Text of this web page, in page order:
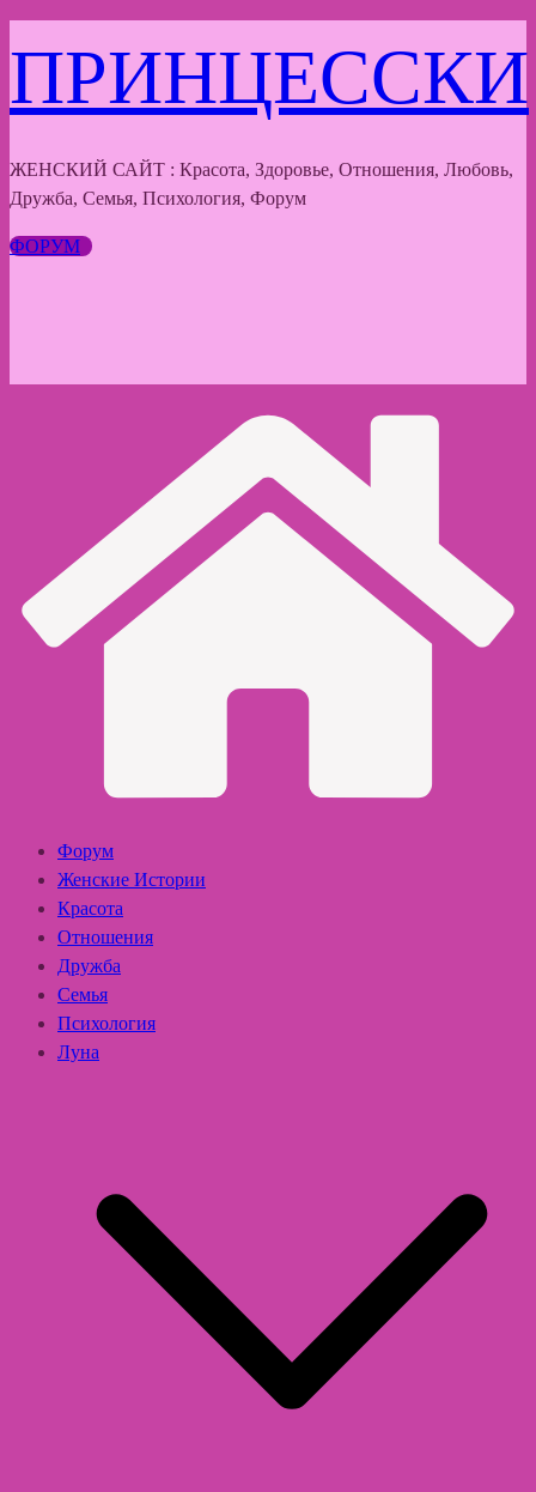
к
содержимому
ПРИНЦЕССКИ
ЖЕНСКИЙ САЙТ : Красота, Здоровье, Отношения, Любовь,
Дружба, Семья, Психология, Форум
ФОРУМ
Форум
Женские Истории
Красота
Отношения
Дружба
Семья
Психология
Луна